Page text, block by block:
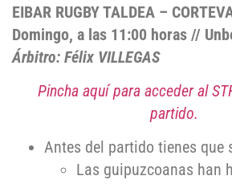
EIBAR RUGBY TALDEA –
Domingo, a las 11:00 horas //
Árbitro: Félix VILLEGAS
Pincha aquí para acceder al
partido.
Antes del partido tienes que
Las guipuzcoanas han